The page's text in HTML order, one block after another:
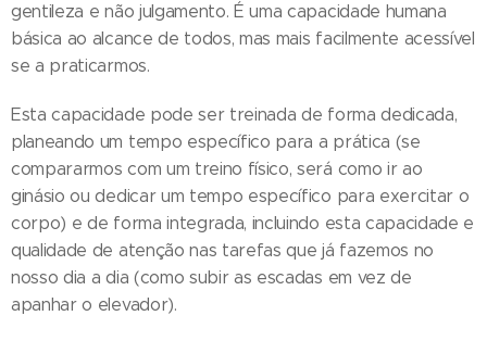
gentileza e não julgamento. É uma capacidade humana
básica ao alcance de todos, mas mais facilmente acessível
se a praticarmos.
Esta capacidade pode ser treinada de forma dedicada,
planeando um tempo específico para a prática (se
compararmos com um treino físico, será como ir ao
ginásio ou dedicar um tempo específico para exercitar o
corpo) e de forma integrada, incluindo esta capacidade e
qualidade de atenção nas tarefas que já fazemos no
nosso dia a dia (como subir as escadas em vez de
apanhar o elevador).